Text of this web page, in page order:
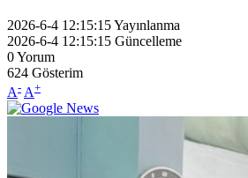
2026-6-4 12:15:15Yayınlanma
2026-6-4 12:15:15 Güncelleme
0Yorum
624 Gösterim
A- A+